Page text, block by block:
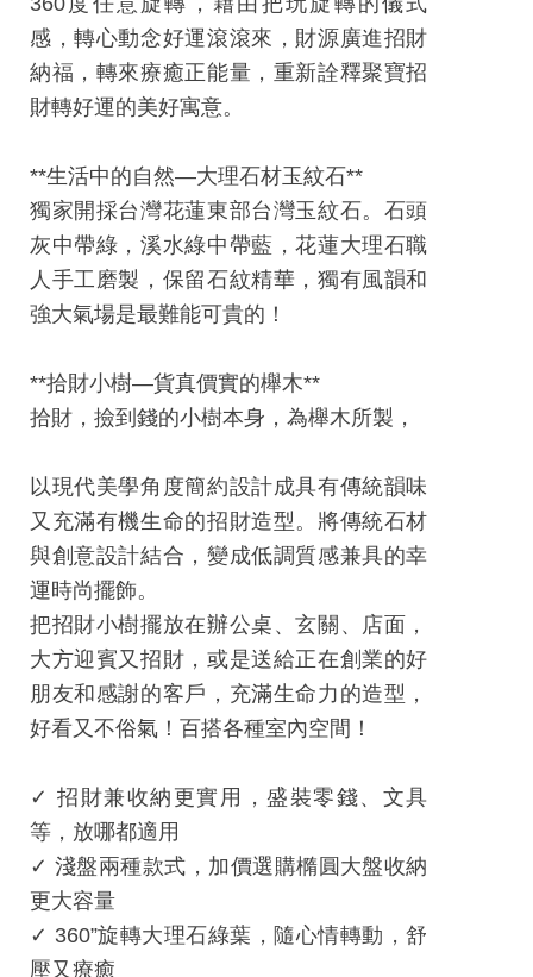
(一
般)
常
問
答
(品
牌)
絡
我
網
站
開
放
資
料
宣
告
私
權
保
護
及
感，轉心動念好運滾滾來，財源廣進招財
納福，轉來療癒正能量，重新詮釋聚寶招
財轉好運的美好寓意。
**生活中的自然—大理石材玉紋石**
獨家開採台灣花蓮東部台灣玉紋石。石頭
灰中帶綠，溪水綠中帶藍，花蓮大理石職
人手工磨製，保留石紋精華，獨有風韻和
強大氣場是最難能可貴的！
**拾財小樹—貨真價實的櫸木**
拾財，撿到錢的小樹本身，為櫸木所製，
以現代美學角度簡約設計成具有傳統韻味
又充滿有機生命的招財造型。將傳統石材
與創意設計結合，變成低調質感兼具的幸
運時尚擺飾。
把招財小樹擺放在辦公桌、玄關、店面，
大方迎賓又招財，或是送給正在創業的好
朋友和感謝的客戶，充滿生命力的造型，
好看又不俗氣！百搭各種室內空間！
✓ 招財兼收納更實用，盛裝零錢、文具
等，放哪都適用
✓ 淺盤兩種款式，加價選購橢圓大盤收納
更大容量
✓ 360”旋轉大理石綠葉，隨心情轉動，舒
壓又療癒